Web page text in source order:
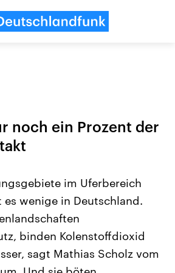
Anhalt
am 6.
neuen
das
Koalition aus
Aktuelle Beiträge,
Hintergründe
Wirtschaftlich und
gehören die Vereinigten
den mächtigsten Ländern
mit großem Einfluss auf
noch ein Prozent der
im Uferbereich
wenige in Deutschland.
binden Kolenstoffdioxid
sagt Mathias Scholz vom